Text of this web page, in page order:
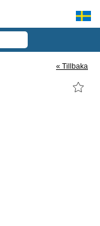
« Tillbaka